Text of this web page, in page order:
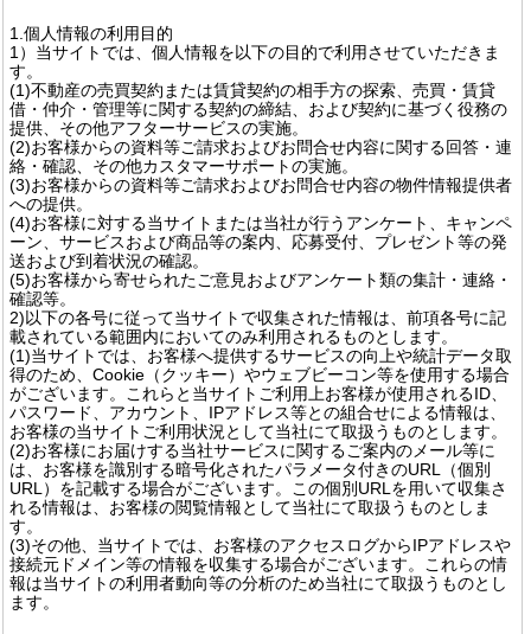
1.個人情報の利用目的
1）当サイトでは、個人情報を以下の目的で利用させていただきま
す。
(1)不動産の売買契約または賃貸契約の相手方の探索、売買・賃貸
借・仲介・管理等に関する契約の締結、および契約に基づく役務の
提供、その他アフターサービスの実施。
(2)お客様からの資料等ご請求およびお問合せ内容に関する回答・連
絡・確認、その他カスタマーサポートの実施。
(3)お客様からの資料等ご請求およびお問合せ内容の物件情報提供者
への提供。
(4)お客様に対する当サイトまたは当社が行うアンケート、キャンペ
ーン、サービスおよび商品等の案内、応募受付、プレゼント等の発
送および到着状況の確認。
(5)お客様から寄せられたご意見およびアンケート類の集計・連絡・
確認等。
2)以下の各号に従って当サイトで収集された情報は、前項各号に記
載されている範囲内においてのみ利用されるものとします。
(1)当サイトでは、お客様へ提供するサービスの向上や統計データ取
得のため、Cookie（クッキー）やウェブビーコン等を使用する場合
がございます。これらと当サイトご利用上お客様が使用されるID、
パスワード、アカウント、IPアドレス等との組合せによる情報は、
お客様の当サイトご利用状況として当社にて取扱うものとします。
(2)お客様にお届けする当社サービスに関するご案内のメール等に
は、お客様を識別する暗号化されたパラメータ付きのURL（個別
URL）を記載する場合がございます。この個別URLを用いて収集さ
れる情報は、お客様の閲覧情報として当社にて取扱うものとしま
す。
(3)その他、当サイトでは、お客様のアクセスログからIPアドレスや
接続元ドメイン等の情報を収集する場合がございます。これらの情
報は当サイトの利用者動向等の分析のため当社にて取扱うものとし
ます。